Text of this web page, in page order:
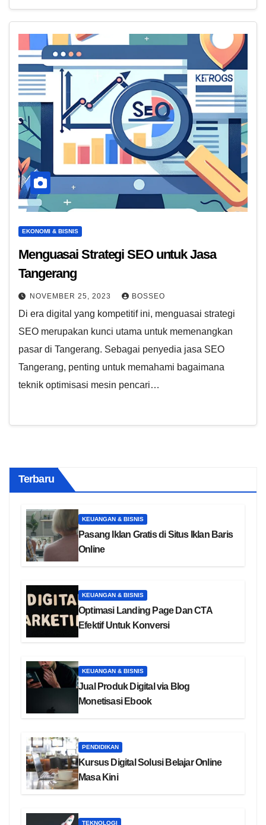
EKONOMI & BISNIS
Menguasai Strategi SEO untuk Jasa
Tangerang
NOVEMBER 25, 2023 BOSSEO
Di era digital yang kompetitif ini, menguasai strategi
SEO merupakan kunci utama untuk memenangkan
pasar di Tangerang. Sebagai penyedia jasa SEO
Tangerang, penting untuk memahami bagaimana
teknik optimisasi mesin pencari…
Terbaru
KEUANGAN & BISNIS
Pasang Iklan Gratis di Situs Iklan Baris
Online
KEUANGAN & BISNIS
Optimasi Landing Page Dan CTA
Efektif Untuk Konversi
KEUANGAN & BISNIS
Jual Produk Digital via Blog
Monetisasi Ebook
PENDIDIKAN
Kursus Digital Solusi Belajar Online
Masa Kini
TEKNOLOGI